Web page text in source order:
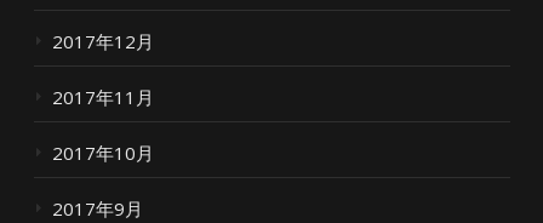
2017年12月
2017年11月
2017年10月
2017年9月